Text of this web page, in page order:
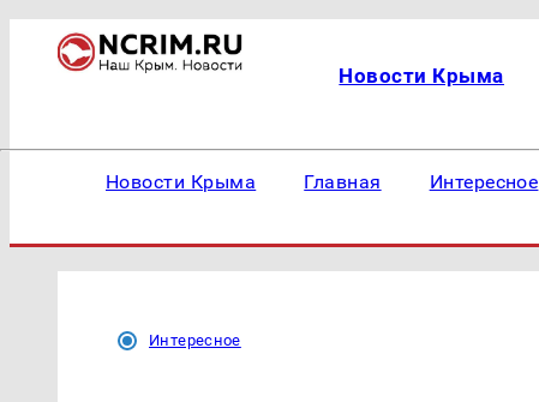
Новости Крыма
Новости Крыма Главная Интересное
Интересное